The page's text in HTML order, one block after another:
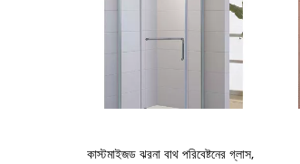
কাস্টমাইজড ঝরনা বাথ পরিবেষ্টনের গ্লাস,